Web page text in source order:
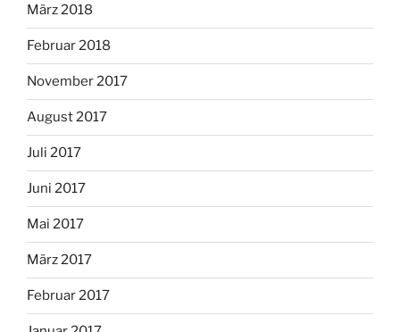
März 2018
Februar 2018
November 2017
August 2017
Juli 2017
Juni 2017
Mai 2017
März 2017
Februar 2017